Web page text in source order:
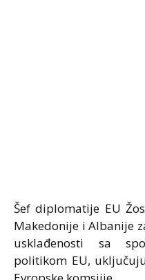
Šef diplomatije EU
Makedonije i Albanije
usklađenosti sa
politikom EU,